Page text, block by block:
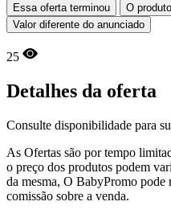
Essa oferta terminou
O
Valor diferente do anunciado
25
Detalhes da oferta
Consulte disponibilidade para
As Ofertas são por tempo
o preço dos produtos podem
da mesma, O BabyPromo pode
comissão sobre a venda.